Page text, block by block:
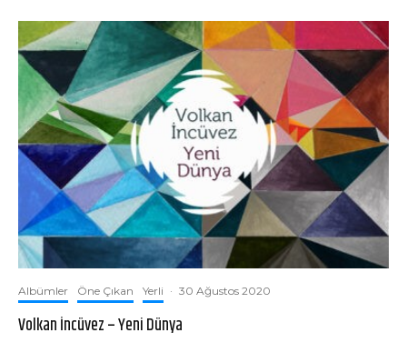
Albümler Öne Çıkan Yerli · 30 Ağustos 2020
Volkan İncüvez – Yeni Dünya